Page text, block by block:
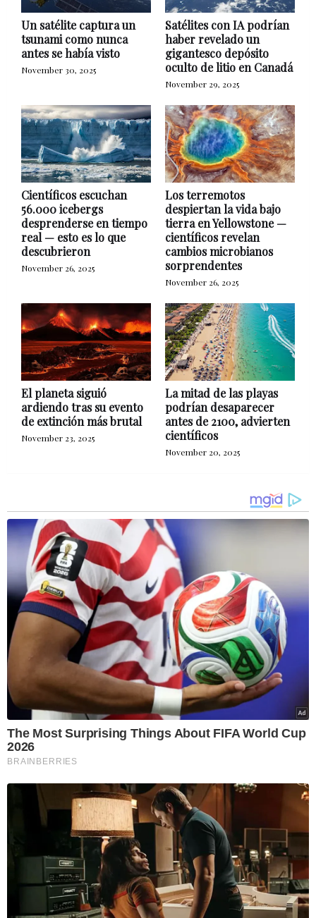
Un satélite captura un
tsunami como nunca
antes se había visto
November 30, 2025
Satélites con IA podrían
haber revelado un
gigantesco depósito
oculto de litio en Canadá
November 29, 2025
Científicos escuchan
56.000 icebergs
desprenderse en tiempo
real — esto es lo que
descubrieron
November 26, 2025
Los terremotos
despiertan la vida bajo
tierra en Yellowstone —
científicos revelan
cambios microbianos
sorprendentes
November 26, 2025
El planeta siguió
ardiendo tras su evento
de extinción más brutal
November 23, 2025
La mitad de las playas
podrían desaparecer
antes de 2100, advierten
científicos
November 20, 2025